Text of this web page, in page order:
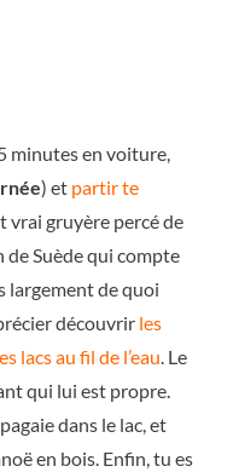
minutes en voiture,
) et partir te
vrai gruyère percé de
de Suède qui compte
largement de quoi
découvrir les
lacs au fil de l’eau. Le
qui lui est propre.
dans le lac, et
en bois. Enfin, tu es